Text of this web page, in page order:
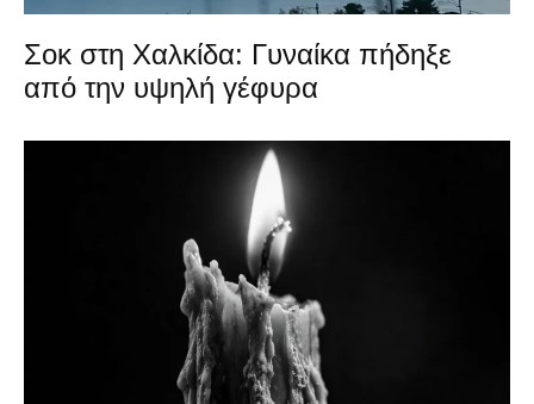
Σοκ στη Χαλκίδα: Γυναίκα πήδηξε
από την υψηλή γέφυρα